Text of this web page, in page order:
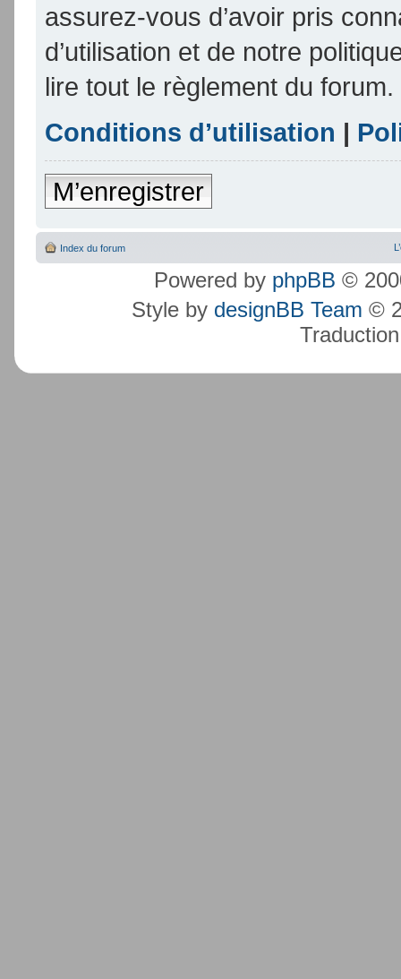
assurez-vous d’avoir pris
d’utilisation et de notre
lire tout le règlement du forum.
Conditions d’utilisation |
M’enregistrer
Index du forum
Powered by phpBB ©
Style by designBB Team ©